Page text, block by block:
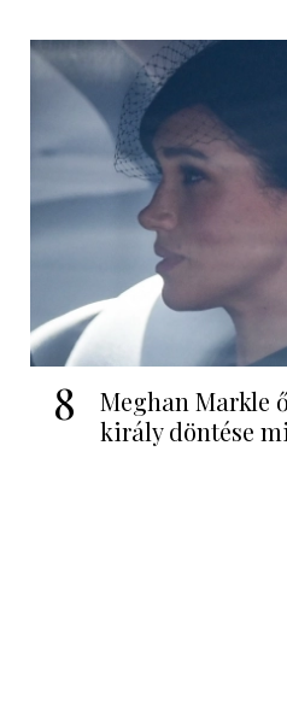
8
Meghan Markle
király döntése